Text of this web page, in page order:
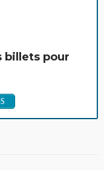
billets pour